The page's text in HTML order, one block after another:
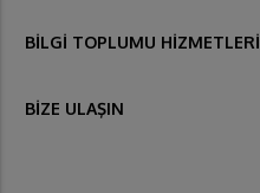
BİLGİ TOPLUMU HİZMETLERİ
BİZE ULAŞIN